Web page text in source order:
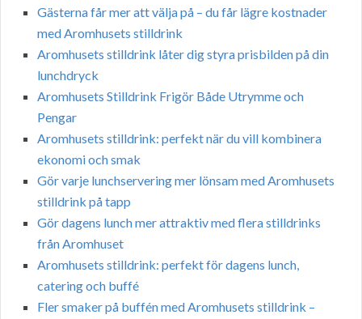
Gästerna får mer att välja på – du får lägre kostnader
med Aromhusets stilldrink
Aromhusets stilldrink låter dig styra prisbilden på din
lunchdryck
Aromhusets Stilldrink Frigör Både Utrymme och
Pengar
Aromhusets stilldrink: perfekt när du vill kombinera
ekonomi och smak
Gör varje lunchservering mer lönsam med Aromhusets
stilldrink på tapp
Gör dagens lunch mer attraktiv med flera stilldrinks
från Aromhuset
Aromhusets stilldrink: perfekt för dagens lunch,
catering och buffé
Fler smaker på buffén med Aromhusets stilldrink –